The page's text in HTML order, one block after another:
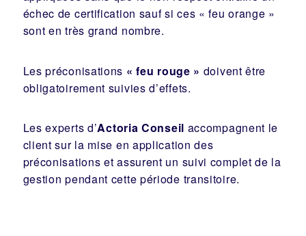
échec de certification sauf si ces « feu orange »
sont en très grand nombre.
Les préconisations « feu rouge » doivent être
obligatoirement suivies d’effets.
Les experts d’Actoria Conseil accompagnent le
client sur la mise en application des
préconisations et assurent un suivi complet de la
gestion pendant cette période transitoire.